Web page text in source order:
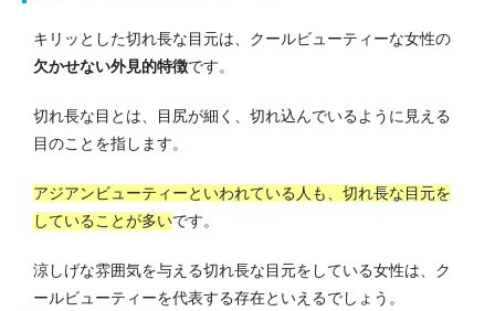
キリッとした切れ長な目元は、クールビューティーな女性の
欠かせない外見的特徴です。
切れ長な目とは、目尻が細く、切れ込んでいるように見える
目のことを指します。
アジアンビューティーといわれている人も、切れ長な目元を
していることが多いです。
涼しげな雰囲気を与える切れ長な目元をしている女性は、ク
ールビューティーを代表する存在といえるでしょう。